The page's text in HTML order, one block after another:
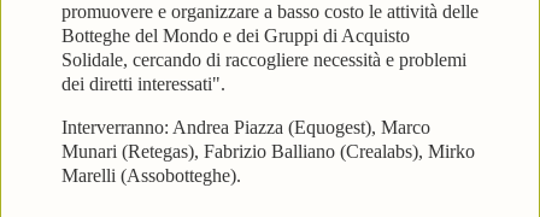
promuovere e organizzare a basso costo le attività delle
Botteghe del Mondo e dei Gruppi di Acquisto
Solidale, cercando di raccogliere necessità e problemi
dei diretti interessati".
Interverranno: Andrea Piazza (Equogest), Marco
Munari (Retegas), Fabrizio Balliano (Crealabs), Mirko
Marelli (Assobotteghe).